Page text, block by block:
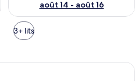
août 14 - août 16
3+ lits
Une chambre d’hôtel avec un lit,